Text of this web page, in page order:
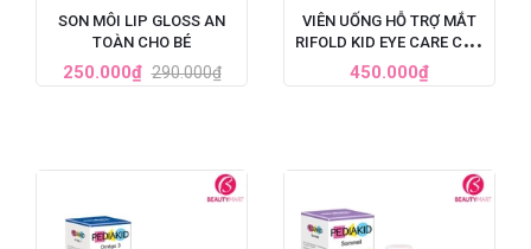
SON MÔI LIP GLOSS AN
TOÀN CHO BÉ
250.000₫ 290.000₫
VIÊN UỐNG HỖ TRỢ MẮT
RIFOLD KID EYE CARE CHO
TRẺ TỪ 4 - 15 TUỔI, 90 VIÊN
450.000₫